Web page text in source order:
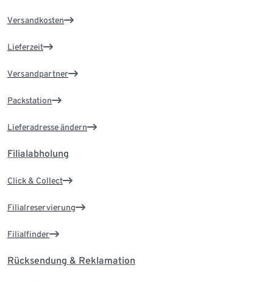
Versandkosten
Lieferzeit
Versandpartner
Packstation
Lieferadresse ändern
Filialabholung
Click & Collect
Filialreservierung
Filialfinder
Rücksendung & Reklamation